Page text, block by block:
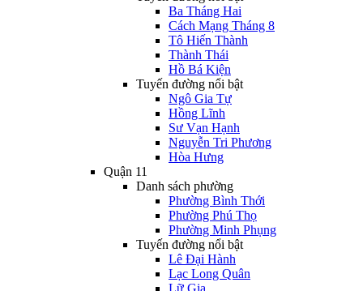
Ba Tháng Hai
Cách Mạng Tháng 8
Tô Hiến Thành
Thành Thái
Hồ Bá Kiện
Tuyến đường nổi bật
Ngô Gia Tự
Hồng Lĩnh
Sư Vạn Hạnh
Nguyễn Tri Phương
Hòa Hưng
Quận 11
Danh sách phường
Phường Bình Thới
Phường Phú Thọ
Phường Minh Phụng
Tuyến đường nổi bật
Lê Đại Hành
Lạc Long Quân
Lữ Gia